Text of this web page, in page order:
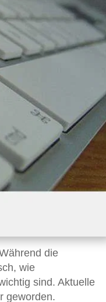
die
wie
sind. Aktuelle
geworden.